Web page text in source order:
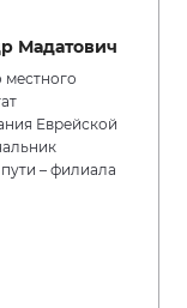
Мадатович
местного
Еврейской
– филиала